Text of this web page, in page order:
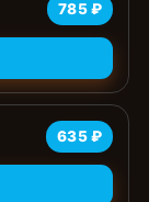
785 ₽
635 ₽